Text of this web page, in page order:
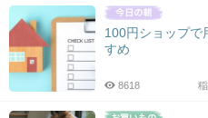
100円ショップで
すめ
8618